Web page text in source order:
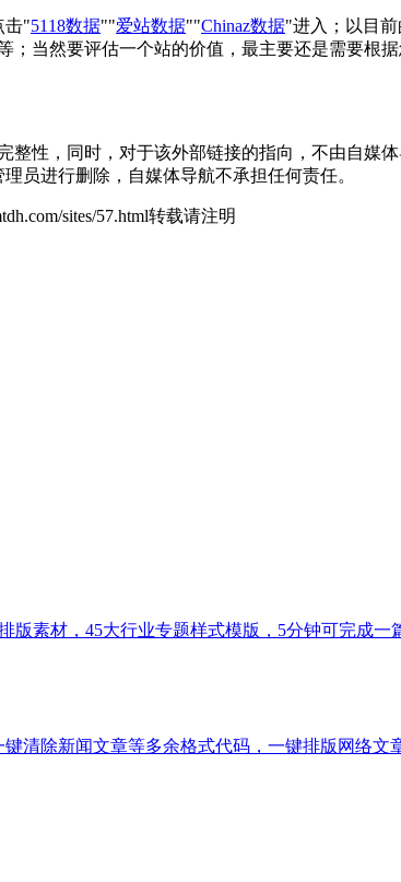
击"5118数据""爱站数据""Chinaz数据"进入；以目
当然要评估一个站的价值，最主要还是需要根
性，同时，对于该外部链接的指向，不由自媒
员进行删除，自媒体导航不承担任何责任。
sites/57.html转载请注明
素材，45大行业专题样式模版，5分钟可完成一
清除新闻文章等多余格式代码，一键排版网络